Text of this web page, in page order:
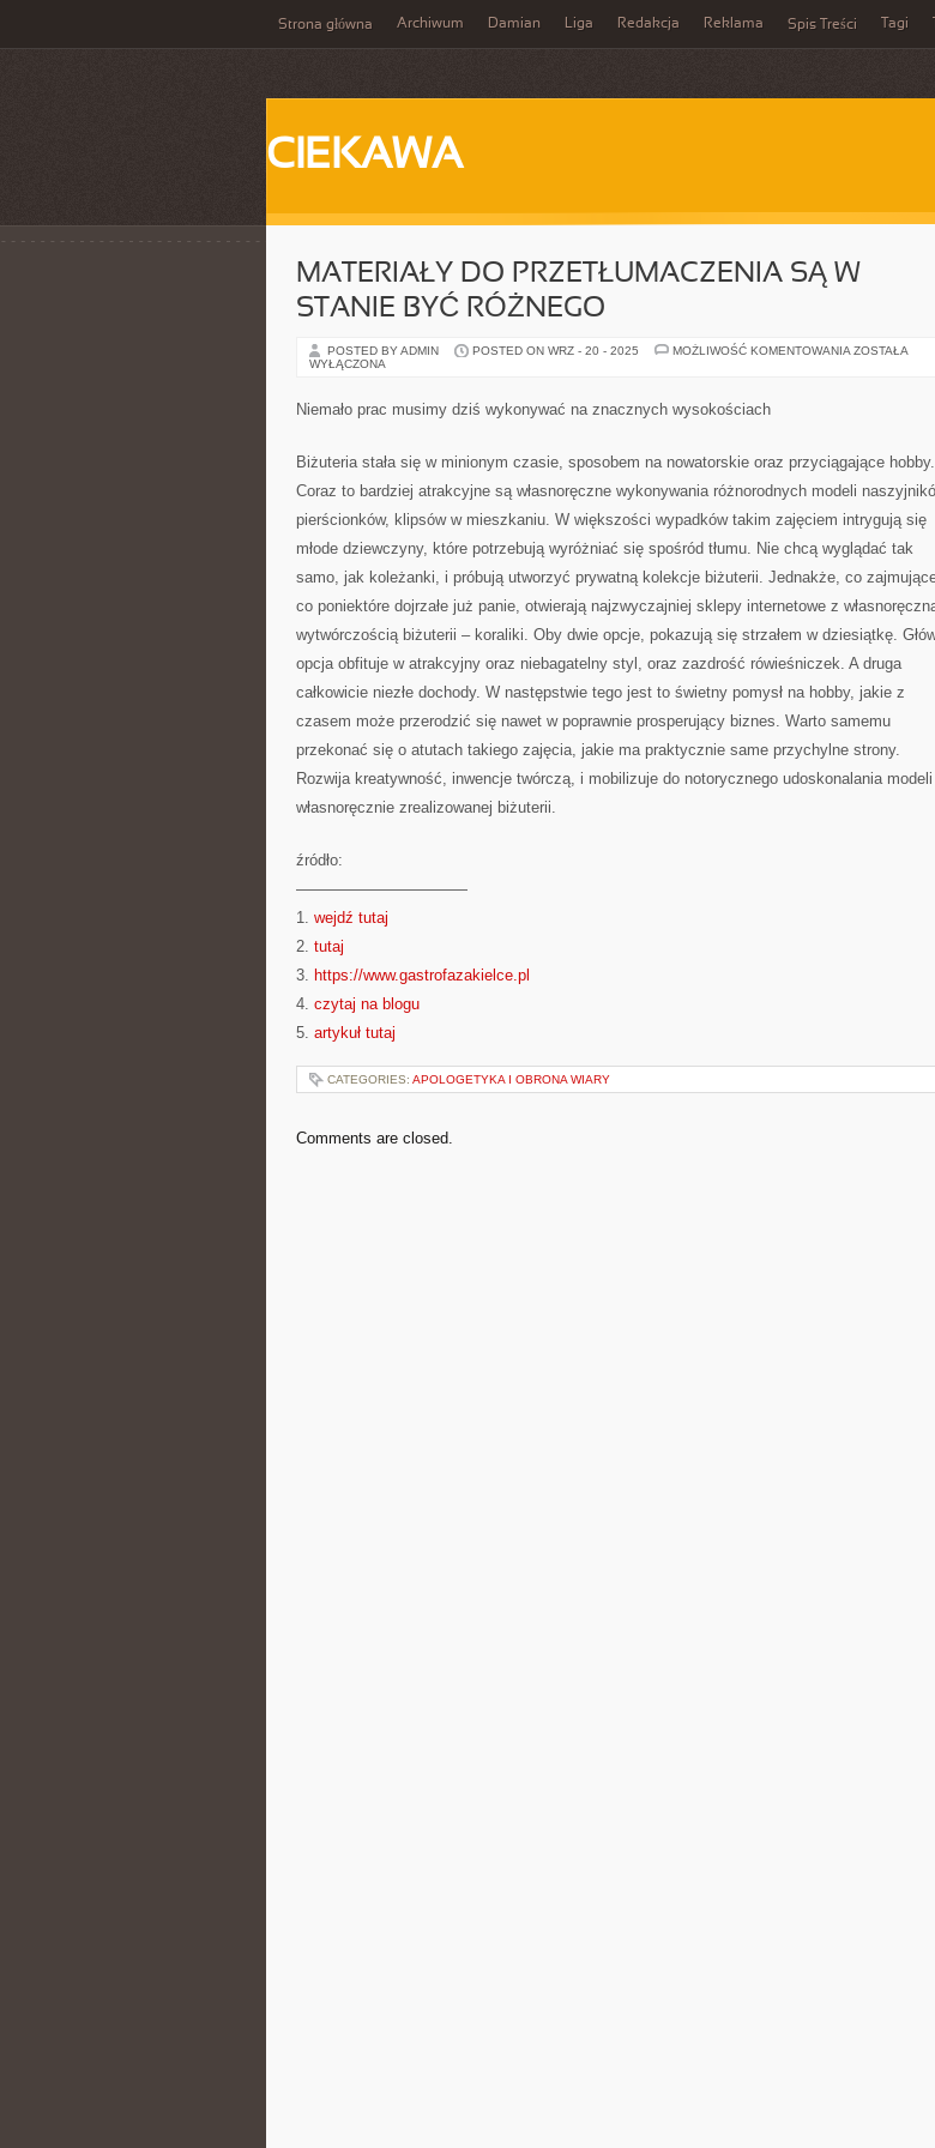
Strona główna Archiwum Damian Liga Redakcja Reklama Spis Treści Tagi
CIEKAWA
MATERIAŁY DO PRZETŁUMACZENIA SĄ W
STANIE BYĆ RÓŻNEGO
POSTED BY ADMIN POSTED ON WRZ - 20 - 2025 MOŻLIWOŚĆ KOMENTOWANIA MATERIAŁY
ZOSTAŁA
WYŁĄCZONA
Niemało prac musimy dziś wykonywać na znacznych wysokościach
Biżuteria stała się w minionym czasie, sposobem na nowatorskie oraz przyciągające hobby.
Coraz to bardziej atrakcyjne są własnoręczne wykonywania różnorodnych modeli
pierścionków, klipsów w mieszkaniu. W większości wypadków takim zajęciem intrygują się
młode dziewczyny, które potrzebują wyróżniać się spośród tłumu. Nie chcą wyglądać tak
samo, jak koleżanki, i próbują utworzyć prywatną kolekcje biżuterii. Jednakże, co
co poniektóre dojrzałe już panie, otwierają najzwyczajniej sklepy internetowe z
wytwórczością biżuterii – koraliki. Oby dwie opcje, pokazują się strzałem w dziesiątkę.
opcja obfituje w atrakcyjny oraz niebagatelny styl, oraz zazdrość rówieśniczek. A druga
całkowicie niezłe dochody. W następstwie tego jest to świetny pomysł na hobby, jakie z
czasem może przerodzić się nawet w poprawnie prosperujący biznes. Warto samemu
przekonać się o atutach takiego zajęcia, jakie ma praktycznie same przychylne strony.
Rozwija kreatywność, inwencje twórczą, i mobilizuje do notorycznego udoskonalania modeli
własnoręcznie zrealizowanej biżuterii.
źródło:
———————————
1. wejdź tutaj
2. tutaj
3. https://www.gastrofazakielce.pl
4. czytaj na blogu
5. artykuł tutaj
CATEGORIES: APOLOGETYKA I OBRONA WIARY
Comments are closed.